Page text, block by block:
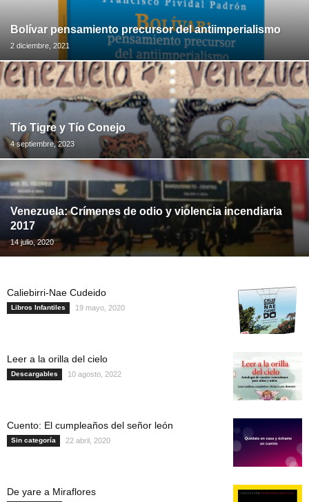
Bolívar pensamiento precursor del antiimperialismo
2 diciembre, 2021
Tío Tigre y Tío Conejo
4 septiembre, 2023
Venezuela: Crímenes de odio y violencia incendiaria
2017
14 julio, 2020
Caliebirri-Nae Cudeido
Libros Infantiles 19 mayo, 2020
Leer a la orilla del cielo
Descargables 10 agosto, 2022
Cuento: El cumpleaños del señor león
Sin categoría 22 abril, 2020
De yare a Miraflores